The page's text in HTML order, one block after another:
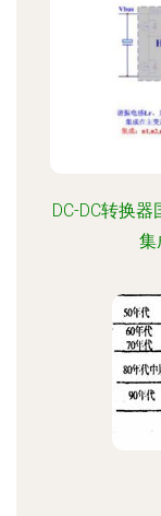
DC-DC转换
集